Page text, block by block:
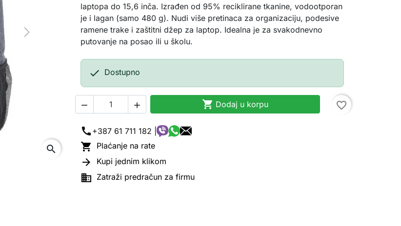
Next
search
laptopa do 15,6 inča. Izrađen od 95% reciklirane tkanine, vodootporan
je i lagan (samo 480 g). Nudi više pretinaca za organizaciju, podesive
ramene trake i zaštitni džep za laptop. Idealna je za svakodnevno
putovanje na posao ili u školu.
 Dostupno
   Dodaj u korpu favorite_border
call +387 61 711 182 |
 Plaćanje na rate
 Kupi jednim klikom
 Zatraži predračun za firmu